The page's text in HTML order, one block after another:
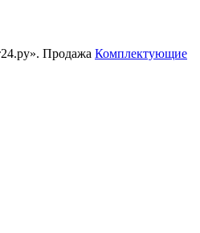
Продажа Комплектующие